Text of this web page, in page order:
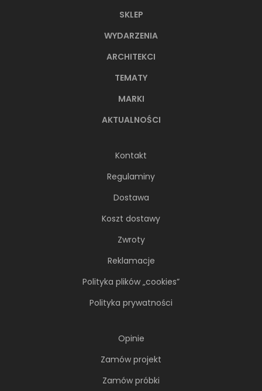
NAJNOWSZE ARTYKUŁY
66-metrowy apartament:
przystań dla nowoczesnej
SKLEP
WYDARZENIA
ARCHITEKCI
TEMATY
MARKI
AKTUALNOŚCI
Kontakt
Regulaminy
Dostawa
Koszt dostawy
Zwroty
Reklamacje
Polityka plików „cookies”
Polityka prywatności
Opinie
Zamów projekt
Zamów próbki